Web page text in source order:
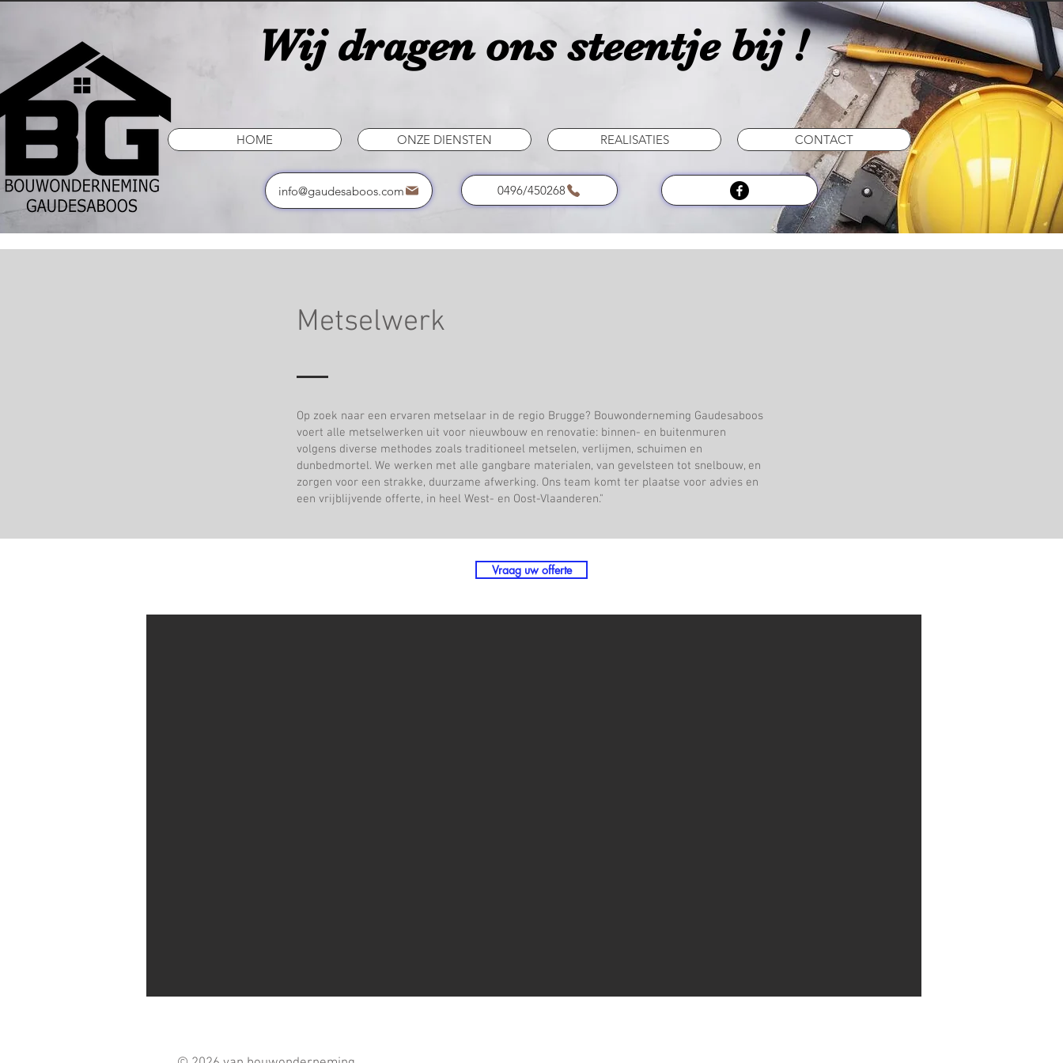
Wij dragen ons steentje bij !
info@gaudesaboos.com 0496/450268
HOME ONZE DIENSTEN REALISATIES CONTACT
Metselwerk
Op zoek naar een ervaren metselaar in de regio Brugge? Bouwonderneming Gaudesaboos
voert alle metselwerken uit voor nieuwbouw en renovatie: binnen- en buitenmuren
volgens diverse methodes zoals traditioneel metselen, verlijmen, schuimen en
dunbedmortel. We werken met alle gangbare materialen, van gevelsteen tot snelbouw, en
zorgen voor een strakke, duurzame afwerking. Ons team komt ter plaatse voor advies en
een vrijblijvende offerte, in heel West- en Oost-Vlaanderen."
Vraag uw offerte